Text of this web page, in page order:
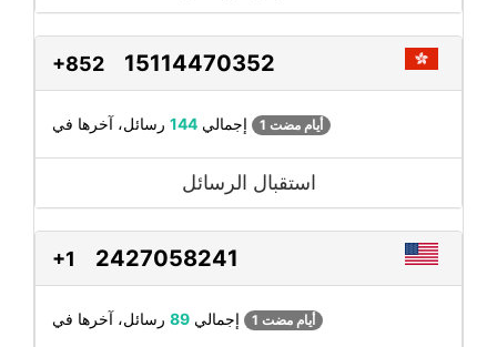
+852 15114470352
إجمالي 144 1 أيام مضت
استقبال الرسائل
+1 2427058241
إجمالي 89 1 أيام مضت